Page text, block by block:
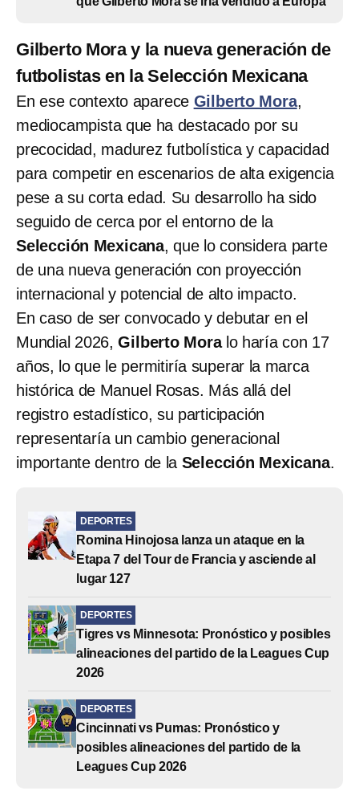
Gilberto Mora y la nueva generación de
futbolistas en la Selección Mexicana
En ese contexto aparece Gilberto Mora,
mediocampista que ha destacado por su
precocidad, madurez futbolística y capacidad
para competir en escenarios de alta exigencia
pese a su corta edad. Su desarrollo ha sido
seguido de cerca por el entorno de la
Selección Mexicana, que lo considera parte
de una nueva generación con proyección
internacional y potencial de alto impacto.
En caso de ser convocado y debutar en el
Mundial 2026,Gilberto Moralo haría con 17
años, lo que le permitiría superar la marca
histórica de Manuel Rosas. Más allá del
registro estadístico, su participación
representaría un cambio generacional
importante dentro de la Selección Mexicana.
DEPORTES
Romina Hinojosa lanza un ataque en la
Etapa 7 del Tour de Francia y asciende al
lugar 127
DEPORTES
Tigres vs Minnesota: Pronóstico y posibles
alineaciones del partido de la Leagues Cup
2026
DEPORTES
Cincinnati vs Pumas: Pronóstico y
posibles alineaciones del partido de la
Leagues Cup 2026